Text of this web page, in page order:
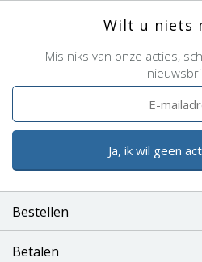
Wilt u niets
Mis niks van onze acties,
Ja, ik wil geen
Bestellen
Betalen